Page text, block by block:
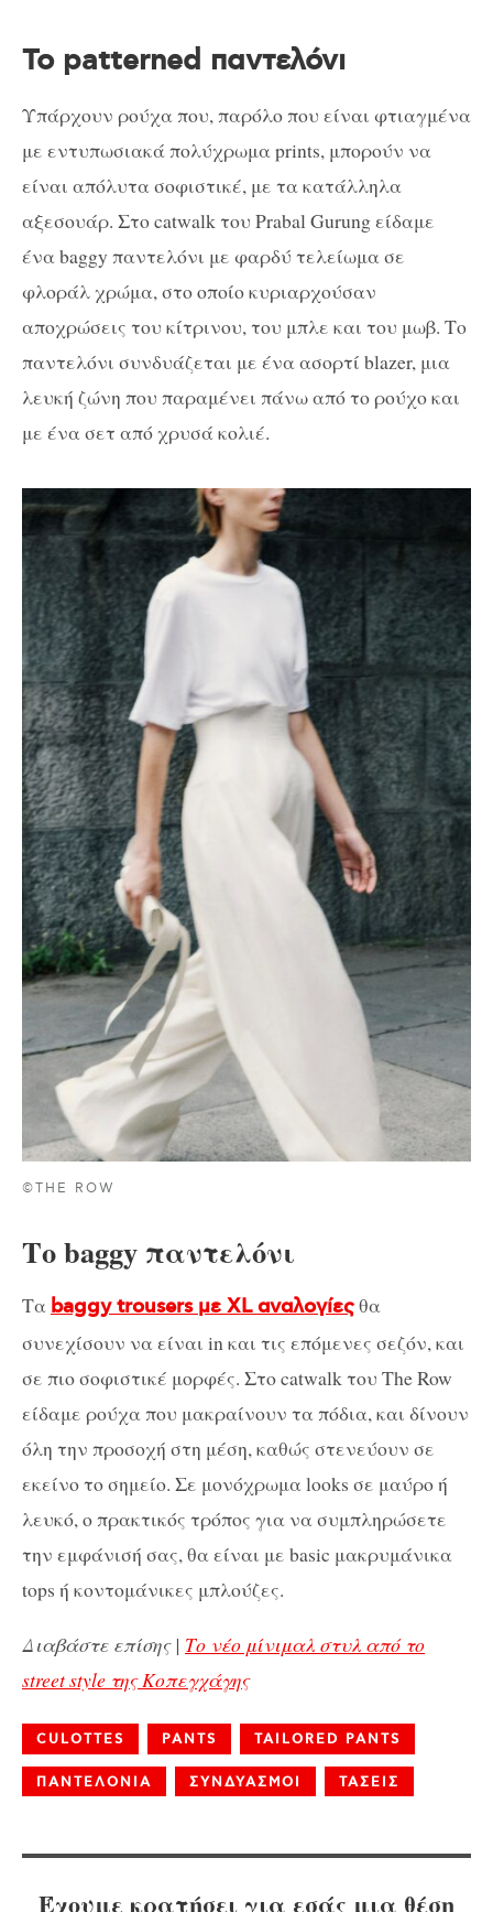
To patterned παντελόνι
Υπάρχουν ρούχα που, παρόλο που είναι φτιαγμένα
με εντυπωσιακά πολύχρωμα prints, μπορούν να
είναι απόλυτα σοφιστικέ, με τα κατάλληλα
αξεσουάρ. Στο catwalk του Prabal Gurung είδαμε
ένα baggy παντελόνι με φαρδύ τελείωμα σε
φλοράλ χρώμα, στο οποίο κυριαρχούσαν
αποχρώσεις του κίτρινου, του μπλε και του μωβ. Το
παντελόνι συνδυάζεται με ένα ασορτί blazer, μια
λευκή ζώνη που παραμένει πάνω από το ρούχο και
με ένα σετ από χρυσά κολιέ.
©THE ROW
Το baggy παντελόνι
Τα baggy trousers με XL αναλογίεςθα
συνεχίσουν να είναι in και τις επόμενες σεζόν, και
σε πιο σοφιστικέ μορφές. Στο catwalk του The Row
είδαμε ρούχα που μακραίνουν τα πόδια, και δίνουν
όλη την προσοχή στη μέση, καθώς στενεύουν σε
εκείνο το σημείο. Σε μονόχρωμα looks σε μαύρο ή
λευκό, ο πρακτικός τρόπος για να συμπληρώσετε
την εμφάνισή σας, θα είναι με basic μακρυμάνικα
tops ή κοντομάνικες μπλούζες.
Διαβάστε επίσης | Το νέο μίνιμαλ στυλ από το
street style της Κοπεγχάγης
CULOTTES PANTS TAILORED PANTS
ΠΑΝΤΕΛΟΝΙΑ ΣΥΝΔΥΑΣΜΟΙ ΤΑΣΕΙΣ
Έχουμε κρατήσει για εσάς μια θέση